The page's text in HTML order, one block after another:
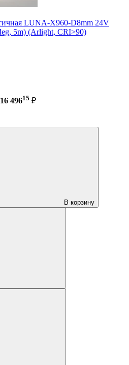
LUNA-X960-D8mm 24V
5m) (Arlight, CRI>90)
16 49615 ₽
В корзину